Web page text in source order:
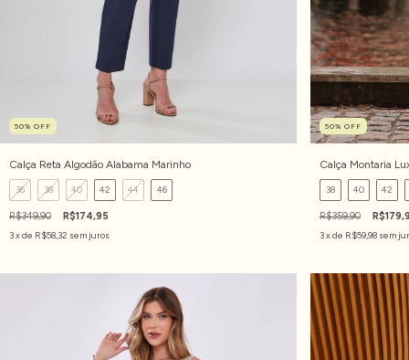
50% OFF
Calça Reta Algodão Alabama Marinho
36 38 40 42 44 46
R$349,90
R$174,95
3x de R$58,32 sem juros
50% OFF
Calça Montaria
38 40 42
R$359,90
3x de R$59,98 sem